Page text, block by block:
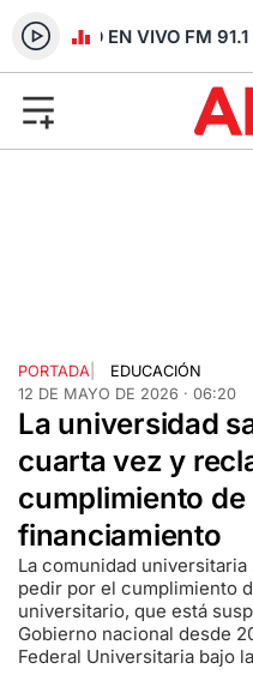
RADIO EN VIVO FM 91.1
PORTADA
EDUCACIÓN
12 DE MAYO DE 2026 · 06:20
La universidad
cuarta vez y
cumplimiento de
financiamiento
La comunidad
pedir por el cumplimiento
universitario, que está
Gobierno nacional desde
Federal Universitaria bajo